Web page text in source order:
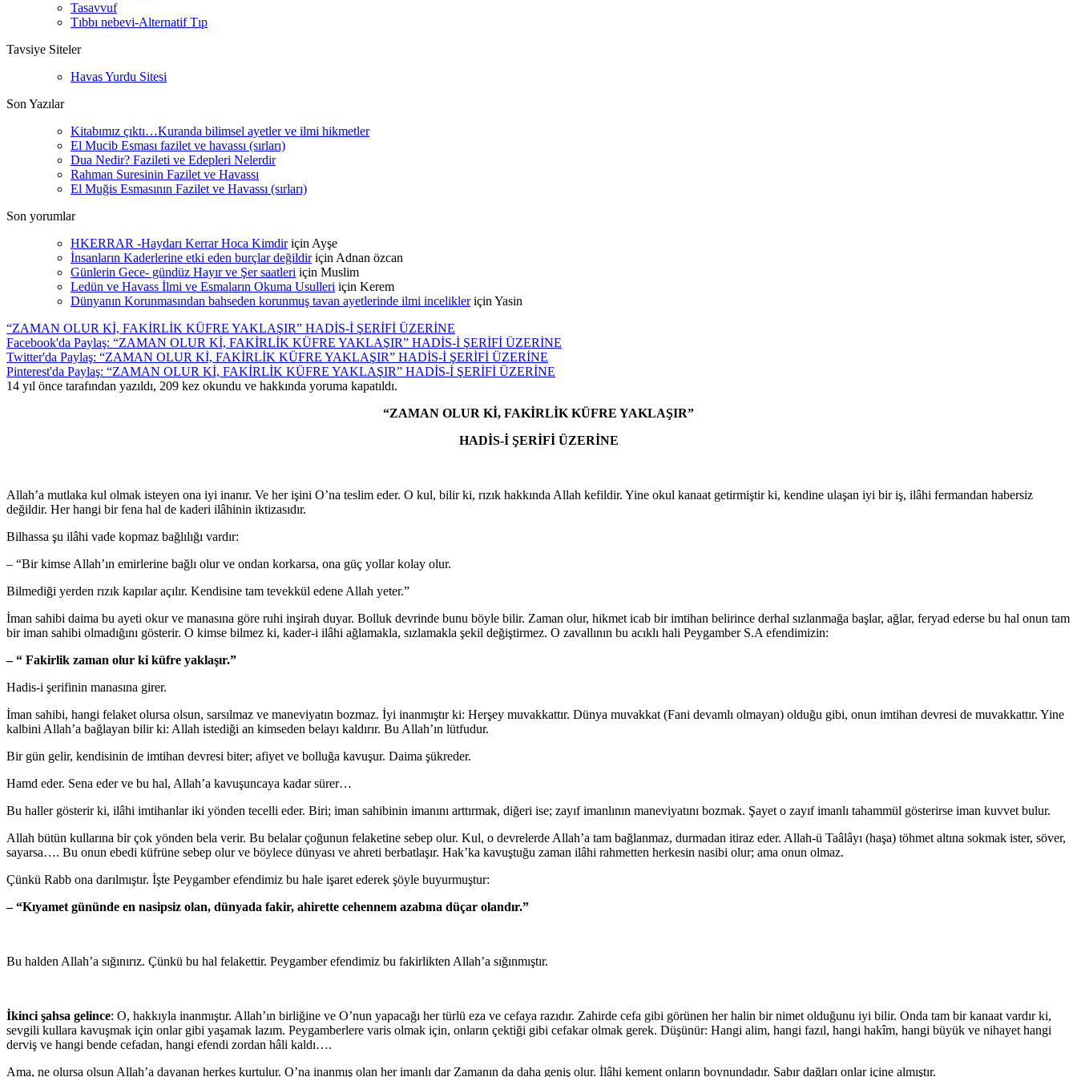
Tasavvuf
Tıbbı nebevi-Alternatif Tıp
Tavsiye Siteler
Havas Yurdu Sitesi
Son Yazılar
Kitabımız çıktı…Kuranda bilimsel ayetler ve ilmi hikmetler
El Mucib Esması fazilet ve havassı (sırları)
Dua Nedir? Fazileti ve Edepleri Nelerdir
Rahman Suresinin Fazilet ve Havassı
El Muğis Esmasının Fazilet ve Havassı (sırları)
Son yorumlar
HKERRAR -Haydarı Kerrar Hoca Kimdiriçin Ayşe
İnsanların Kaderlerine etki eden burçlar değildiriçin Adnan özcan
Günlerin Gece- gündüz Hayır ve Şer saatleri için Muslim
Ledün ve Havass İlmi ve Esmaların Okuma Usulleri için Kerem
Dünyanın Korunmasından bahseden korunmuş tavan ayetlerinde ilmi incelikleriçin Yasin
“ZAMAN OLUR Kİ, FAKİRLİK KÜFRE YAKLAŞIR” HADİS-İ ŞERİFİ ÜZERİNE
Facebook'da Paylaş: “ZAMAN OLUR Kİ, FAKİRLİK KÜFRE YAKLAŞIR” HADİS-İ ŞERİFİ ÜZERİNE
Twitter'da Paylaş: “ZAMAN OLUR Kİ, FAKİRLİK KÜFRE YAKLAŞIR” HADİS-İ ŞERİFİ ÜZERİNE
Pinterest'da Paylaş: “ZAMAN OLUR Kİ, FAKİRLİK KÜFRE YAKLAŞIR” HADİS-İ ŞERİFİ ÜZERİNE
14 yıl önce tarafından yazıldı, 209 kez okundu ve hakkında yoruma kapatıldı.
“ZAMAN OLUR Kİ, FAKİRLİK KÜFRE YAKLAŞIR”
HADİS-İ ŞERİFİ ÜZERİNE
Allah’a mutlaka kul olmak isteyen ona iyi inanır. Ve her işini O’na teslim eder. O kul, bilir ki, rızık hakkında Allah kefildir. Yine okul kanaat getirmiştir ki, kendine ulaşan iyi bir iş, ilâhi fermandan habersiz
değildir. Her hangi bir fena hal de kaderi ilâhinin iktizasıdır.
Bilhassa şu ilâhi vade kopmaz bağlılığı vardır:
– “Bir kimse Allah’ın emirlerine bağlı olur ve ondan korkarsa, ona güç yollar kolay olur.
Bilmediği yerden rızık kapılar açılır. Kendisine tam tevekkül edene Allah yeter.”
İman sahibi daima bu ayeti okur ve manasına göre ruhi inşirah duyar. Bolluk devrinde bunu böyle bilir. Zaman olur, hikmet icab bir imtihan belirince derhal sızlanmağa başlar, ağlar, feryad ederse bu hal onun tam
bir iman sahibi olmadığını gösterir. O kimse bilmez ki, kader-i ilâhi ağlamakla, sızlamakla şekil değiştirmez. O zavallının bu acıklı hali Peygamber S.A efendimizin:
– “ Fakirlik zaman olur ki küfre yaklaşır.”
Hadis-i şerifinin manasına girer.
İman sahibi, hangi felaket olursa olsun, sarsılmaz ve maneviyatın bozmaz. İyi inanmıştır ki: Herşey muvakkattır. Dünya muvakkat (Fani devamlı olmayan) olduğu gibi, onun imtihan devresi de muvakkattır. Yine
kalbini Allah’a bağlayan bilir ki: Allah istediği an kimseden belayı kaldırır. Bu Allah’ın lütfudur.
Bir gün gelir, kendisinin de imtihan devresi biter; afiyet ve bolluğa kavuşur. Daima şükreder.
Hamd eder. Sena eder ve bu hal, Allah’a kavuşuncaya kadar sürer…
Bu haller gösterir ki, ilâhi imtihanlar iki yönden tecelli eder. Biri; iman sahibinin imanını arttırmak, diğeri ise; zayıf imanlının maneviyatını bozmak. Şayet o zayıf imanlı tahammül gösterirse iman kuvvet bulur.
Allah bütün kullarına bir çok yönden bela verir. Bu belalar çoğunun felaketine sebep olur. Kul, o devrelerde Allah’a tam bağlanmaz, durmadan itiraz eder. Allah-ü Taâlâyı (haşa) töhmet altına sokmak ister, söver,
sayarsa…. Bu onun ebedi küfrüne sebep olur ve böylece dünyası ve ahreti berbatlaşır. Hak’ka kavuştuğu zaman ilâhi rahmetten herkesin nasibi olur; ama onun olmaz.
Çünkü Rabb ona darılmıştır. İşte Peygamber efendimiz bu hale işaret ederek şöyle buyurmuştur:
– “Kıyamet gününde en nasipsiz olan, dünyada fakir, ahirette cehennem azabına düçar olandır.”
Bu halden Allah’a sığınırız. Çünkü bu hal felakettir. Peygamber efendimiz bu fakirlikten Allah’a sığınmıştır.
İkinci şahsa gelince: O, hakkıyla inanmıştır. Allah’ın birliğine ve O’nun yapacağı her türlü eza ve cefaya razıdır. Zahirde cefa gibi görünen her halin bir nimet olduğunu iyi bilir. Onda tam bir kanaat vardır ki,
sevgili kullara kavuşmak için onlar gibi yaşamak lazım. Peygamberlere varis olmak için, onların çektiği gibi cefakar olmak gerek. Düşünür: Hangi alim, hangi fazıl, hangi hakîm, hangi büyük ve nihayet hangi
derviş ve hangi bende cefadan, hangi efendi zordan hâli kaldı….
Ama, ne olursa olsun Allah’a dayanan herkes kurtulur. O’na inanmış olan her imanlı dar Zamanın da daha geniş olur. İlâhi kement onların boynundadır. Sabır dağları onlar içine almıştır.